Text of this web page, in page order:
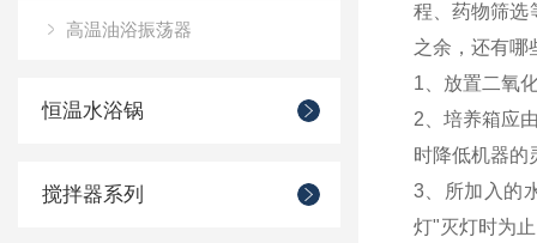
高温油浴振荡器
恒温水浴锅
搅拌器系列
程、药物筛选
之余，还有哪
1、放置二氧
2、培养箱应
时降低机器的
3、所加入的
灯"灭灯时为